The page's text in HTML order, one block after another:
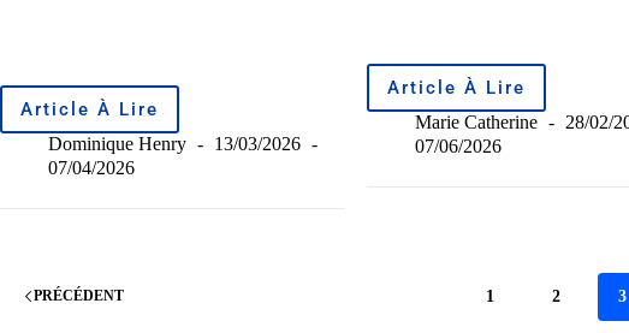
Article À Lire
Dominique Henry
13/03/2026
07/04/2026
Article À Lire
Marie Catherine
28/02/
07/06/2026
PRÉCÉDENT 1 2 3